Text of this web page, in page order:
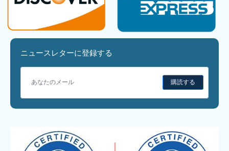
ニュースレターに登録する
購読する